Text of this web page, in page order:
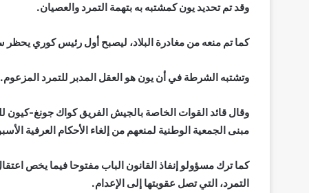
وقد تم تحديد يون كمشتبه به بتهمة التمرد والعصيان.
كما تم منعه من مغادرة البلاد، ليصبح أول رئيس كوري
وتشتبه الشرطة في أن يون هو العقل المدبر للتمرد المزعوم.
وقال قائد القوات الخاصة بالجيش الفريق كواك جونغ-كيون
مبنى الجمعية الوطنية لمنعهم من إلغاء الأحكام العرفية
كما ترك مسؤولو إنفاذ القانون الباب مفتوحا فيما يخص
التمرد، التي تصل عقوبتها إلى الإعدام.